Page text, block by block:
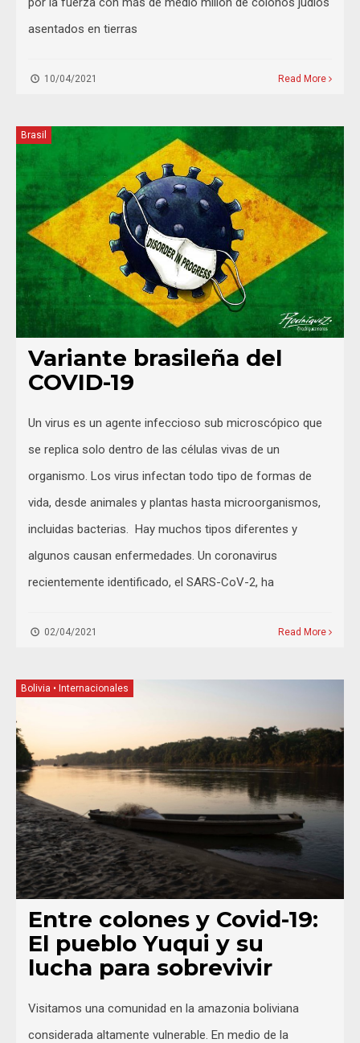
asentados en tierras
10/04/2021 Read More
Brasil
Variante brasileña del
COVID-19
Un virus es un agente infeccioso sub microscópico que
se replica solo dentro de las células vivas de un
organismo. Los virus infectan todo tipo de formas de
vida, desde animales y plantas hasta microorganismos,
incluidas bacterias. Hay muchos tipos diferentes y
algunos causan enfermedades. Un coronavirus
recientemente identificado, el SARS-CoV-2, ha
02/04/2021 Read More
Bolivia • Internacionales
Entre colones y Covid-19:
El pueblo Yuqui y su
lucha para sobrevivir
Visitamos una comunidad en la amazonia boliviana
considerada altamente vulnerable. En medio de la